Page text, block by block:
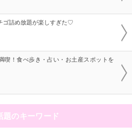
ゴ詰め放題が楽しすぎた♡
喫！食べ歩き・占い・お土産スポットを
題のキーワード